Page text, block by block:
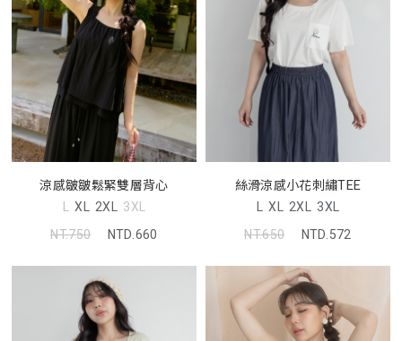
涼感皺皺鬆緊雙層背心
L XL 2XL 3XL
NT.750
NTD.660
絲滑涼感小花刺繡TEE
L XL 2XL 3XL
NT.650
NTD.572